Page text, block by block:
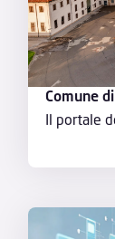
Comune
Il portale